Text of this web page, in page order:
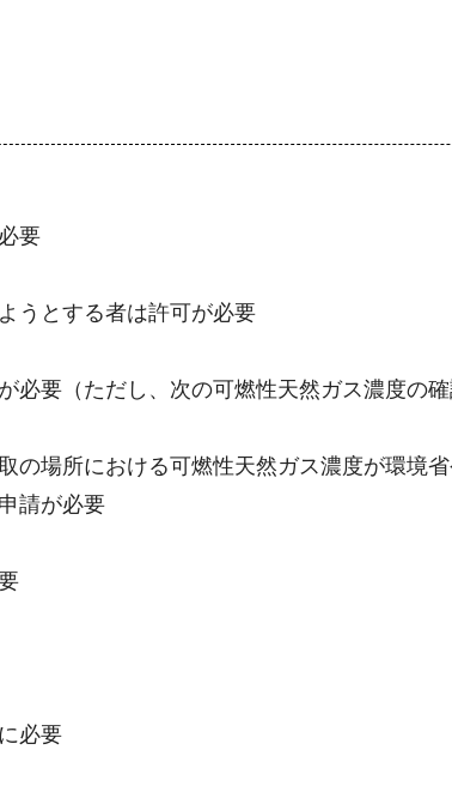
要
うとする者は許可が必要
要（ただし、次の可燃性天然ガス濃度の確
場所における可燃性天然ガス濃度が環境
請が必要
必要